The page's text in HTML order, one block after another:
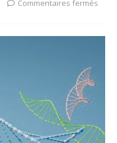
Commentaires fermés